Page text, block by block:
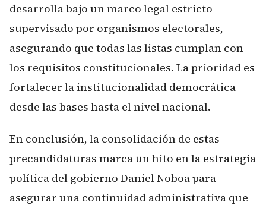
desarrolla bajo un marco legal estricto
supervisado por organismos electorales,
asegurando que todas las listas cumplan con
los requisitos constitucionales. La prioridad es
fortalecer la institucionalidad democrática
desde las bases hasta el nivel nacional.
En conclusión, la consolidación de estas
precandidaturas marca un hito en la estrategia
política del gobierno Daniel Noboa para
asegurar una continuidad administrativa que